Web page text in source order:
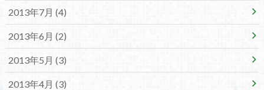
2013年7月 (4)
2013年6月 (2)
2013年5月 (3)
2013年4月 (3)